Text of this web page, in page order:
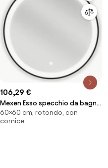
106,29 €
Mexen Esso specchio da bagno
illuminato, rotondo 60 cm, LED
6000K, antiappannamento,
60×60 cm, rotondo, con
cornice